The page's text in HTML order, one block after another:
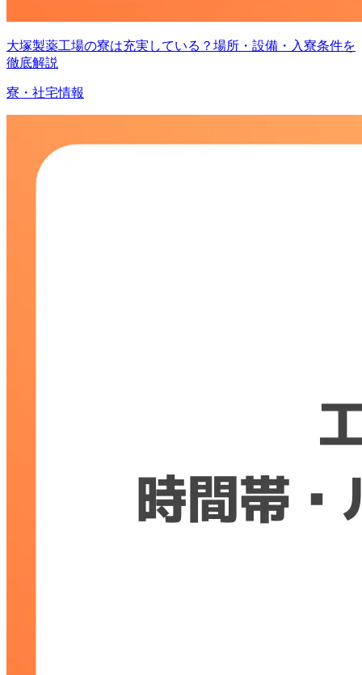
大塚製薬工場の寮は充実している？場所・設備・入寮条件を
徹底解説
寮・社宅情報